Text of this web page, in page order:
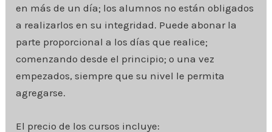
en más de un día; los alumnos no están obligados
a realizarlos en su integridad. Puede abonar la
parte proporcional a los días que realice;
comenzando desde el principio; o una vez
empezados, siempre que su nivel le permita
agregarse.
El precio de los cursos incluye: